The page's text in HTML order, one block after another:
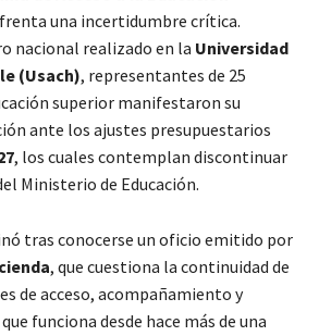
una incertidumbre crítica.
nacional realizado en la Universidad
(Usach), representantes de 25
superior manifestaron su
ante los ajustes presupuestarios
, los cuales contemplan discontinuar
Ministerio de Educación.
tras conocerse un oficio emitido por
, que cuestiona la continuidad de
de acceso, acompañamiento y
funciona desde hace más de una